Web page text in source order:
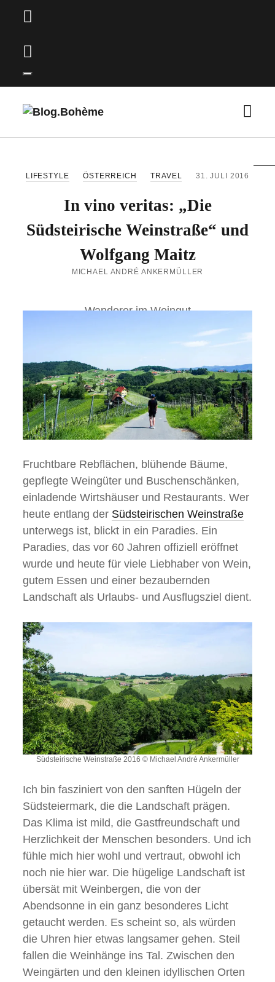
o
e
m
e
n
u
o
p
e
n
m
e
B
h
M
ö
n
LIFESTYLE ÖSTERREICH TRAVEL 31. JULI 2016
In vino veritas: „Die
Südsteirische Weinstraße“ und
Wolfgang Maitz
MICHAEL ANDRÉ ANKERMÜLLER
Wanderer im Weingut
Fruchtbare Rebflächen, blühende Bäume,
gepflegte Weingüter und Buschenschänken,
einladende Wirtshäuser und Restaurants. Wer
heute entlang der Südsteirischen Weinstraße
unterwegs ist, blickt in ein Paradies. Ein
Paradies, das vor 60 Jahren offiziell eröffnet
wurde und heute für viele Liebhaber von Wein,
gutem Essen und einer bezaubernden
Landschaft als Urlaubs- und Ausflugsziel dient.
Südsteirische Weinstraße 2016 © Michael André Ankermüller
Ich bin fasziniert von den sanften Hügeln der
Südsteiermark, die die Landschaft prägen.
Das Klima ist mild, die Gastfreundschaft und
Herzlichkeit der Menschen besonders. Und ich
fühle mich hier wohl und vertraut, obwohl ich
noch nie hier war. Die hügelige Landschaft ist
übersät mit Weinbergen, die von der
Abendsonne in ein ganz besonderes Licht
getaucht werden. Es scheint so, als würden
die Uhren hier etwas langsamer gehen. Steil
fallen die Weinhänge ins Tal. Zwischen den
Weingärten und den kleinen idyllischen Orten